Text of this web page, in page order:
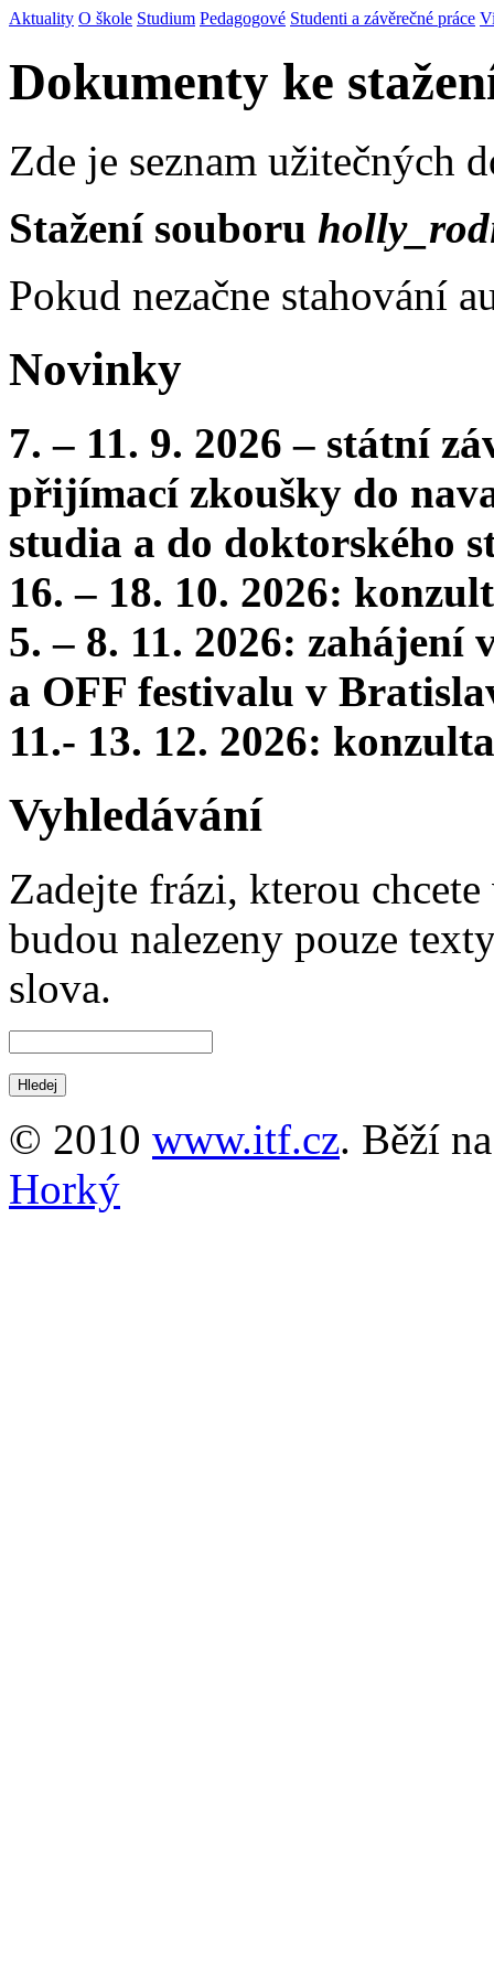
Aktuality O škole Studium Pedagogové Studenti a závěrečné práce
Dokumenty ke
Zde je seznam užitečných
Stažení souboru
Pokud nezačne stahování
Novinky
7. – 11. 9. 2026 – státní
přijímací zkoušky do
studia a do doktorského
16. – 18. 10. 2026:
5. – 8. 11. 2026:
a OFF festivalu v
11.- 13. 12. 2026:
Vyhledávání
Zadejte frázi, kterou
budou nalezeny pouze
slova.
© 2010 www.itf.cz. Běží
Horký